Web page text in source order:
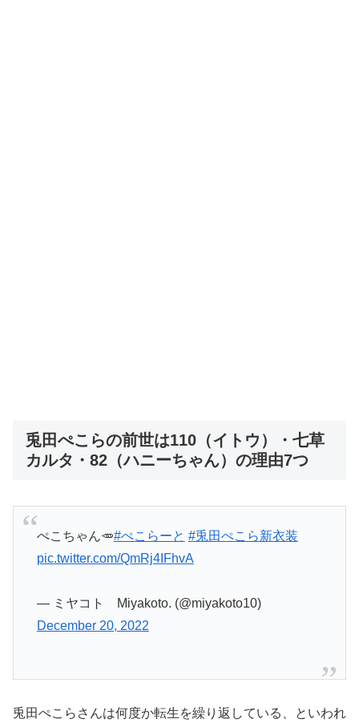
兎田ぺこらの前世は110（イトウ）・七草
カルタ・82（ハニーちゃん）の理由7つ
ぺこちゃん🥕#ぺこらーと #兎田ぺこら新衣装
pic.twitter.com/QmRj4IFhvA
— ミヤコト Miyakoto. (@miyakoto10)
December 20, 2022
兎田ぺこらさんは何度か転生を繰り返している、といわれ